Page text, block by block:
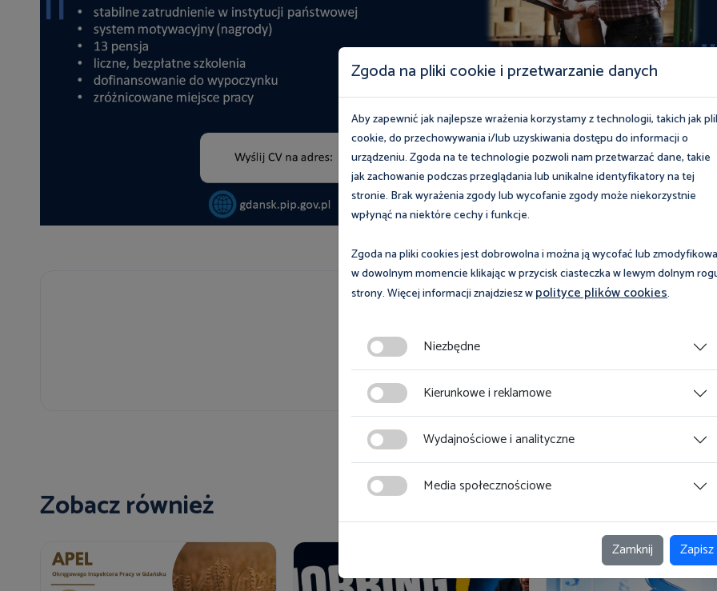
Zobacz magazyn Inspektor Pracy
Zobacz
Zobacz również
Zgoda na pliki cookie i przetwarzanie danych
Aby zapewnić jak najlepsze wrażenia korzystamy z technologii, takich jak
cookie, do przechowywania i/lub uzyskiwania dostępu do informacji o
urządzeniu. Zgoda na te technologie pozwoli nam przetwarzać dane, takie
jak zachowanie podczas przeglądania lub unikalne identyfikatory na tej
stronie. Brak wyrażenia zgody lub wycofanie zgody może niekorzystnie
wpłynąć na niektóre cechy i funkcje.
Zgoda na pliki cookies jest dobrowolna i można ją wycofać lub
w dowolnym momencie klikając w przycisk ciasteczka w lewym dolnym
strony. Więcej informacji znajdziesz wpolityce plików cookies.
Niezbędne
Kierunkowe i reklamowe
Wydajnościowe i analityczne
Media społecznościowe
Zamknij Zapisz